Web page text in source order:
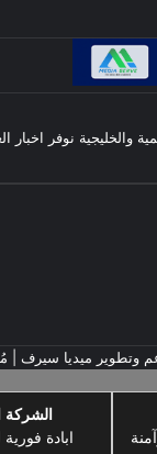
والخليجية نوفر
وتطوير ميديا سيرف |
الشركة
ابادة فورية